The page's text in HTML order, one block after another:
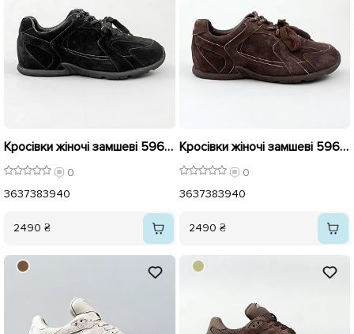
Кросівки жіночі замшеві 596018 Чорні
0
3637383940
2490 ₴
Кросівки жіночі замшеві 596017 Коричневі
0
3637383940
2490 ₴